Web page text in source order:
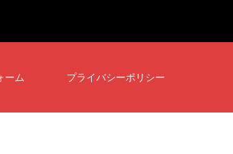
ーム プライバシーポリシー